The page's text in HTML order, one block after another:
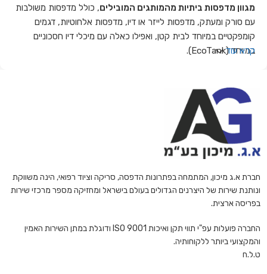
מגוון מדפסות ביתיות מהמותגים המובילים, כולל מדפסות משולבות
עם סורק ומעתק, מדפסות לייזר או דיו, מדפסות אלחוטיות, דגמים
קומפקטיים במיוחד לבית קטן, ואפילו כאלה עם מיכלי דיו חסכוניים
במיוחד (EcoTank).
עסקים קטנים שזקוקים לפתרון הדפסה פשוט ונגיש מהבית. אנו מציעים
מדפסות של Epson, Canon, Brother ועוד
פונקציות, טכנולוגיות חיבור ואפשרויות הדפסה.
למי מיועדת מדפסת ביתית?
מדפסות ביתיות מיועדות למגוון רחב של משתמשים – החל ממשפחות
עם ילדים שזקוקים להדפסת דפי עבודה, דרך סטודנטים שמגישים
עבודות מודפסות, ועד פרילנסרים שזקוקים לסריקות או העתקות קלות.
להדפסה מסמכים ישירות מהטלפון הנייד או מהענן – מבלי לזוז מהספה.
למי שמחפש חיסכון – קיימים דגמים עם מיכלי דיו גדולים (כמו סדרות
קרא עוד
חברת א.ג מיכון, המתמחה בפתרונות הדפסה, סריקה וציוד רפואי, הינה משווקת
ונותנת שירות של היצרנים הגדולים בעולם בישראל ומחזיקה מספר מרכזי שירות
בפריסה ארצית.
החברה פועלות עפ"י תווי תקן ואיכות ISO 9001 ודוגלת במתן השירות האמין
והמקצועי ביותר ללקוחותיה.
ט.ל.ח